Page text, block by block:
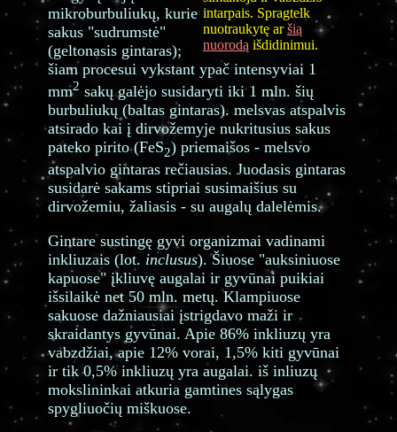
intarpais. Spragtelk
nuotraukytę aršią
nuorodą išdidinimui.
mikroburbuliukų, kurie
sakus "sudrumstė"
(geltonasis gintaras);
šiam procesui vykstant ypač intensyviai 1
mm2 sakų galėjo susidaryti iki 1 mln. šių
burbuliukų (baltas gintaras). melsvas atspalvis
atsirado kai į dirvožemyje nukritusius sakus
pateko pirito (FeS2) priemaišos - melsvo
atspalvio gintaras rečiausias. Juodasis gintaras
susidarė sakams stipriai susimaišius su
dirvožemiu, žaliasis - su augalų dalelėmis.
Gintare sustingę gyvi organizmai vadinami
inkliuzais (lot. inclusus). Šiuose "auksiniuose
kapuose" įkliuvę augalai ir gyvūnai puikiai
išsilaikė net 50 mln. metų. Klampiuose
sakuose dažniausiai įstrigdavo maži ir
skraidantys gyvūnai. Apie 86% inkliuzų yra
vabzdžiai, apie 12% vorai, 1,5% kiti gyvūnai
ir tik 0,5% inkliuzų yra augalai. iš inliuzų
mokslininkai atkuria gamtines sąlygas
spygliuočių miškuose.